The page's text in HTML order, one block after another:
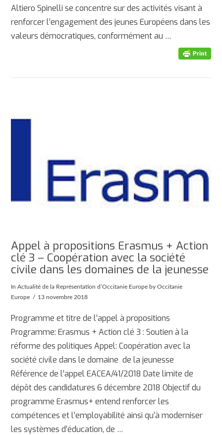
Altiero Spinelli se concentre sur des activités visant à
renforcer l’engagement des jeunes Européens dans les
valeurs démocratiques, conformément au …
AFFICHER
Appel à propositions Erasmus + Action
clé 3 – Coopération avec la société
civile dans les domaines de la jeunesse
InActualité de la Représentation d’Occitanie Europe by Occitanie
Europe
13 novembre 2018
Programme et titre de l’appel à propositions
Programme: Erasmus + Action clé 3 : Soutien à la
réforme des politiques Appel: Coopération avec la
société civile dans le domaine de la jeunesse
Référence de l’appel EACEA/41/2018 Date limite de
dépôt des candidatures 6 décembre 2018 Objectif du
programme Erasmus+ entend renforcer les
compétences et l’employabilité ainsi qu’à moderniser
les systèmes d’éducation, de …